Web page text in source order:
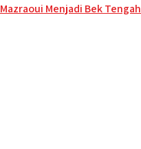
Menjadi Bek